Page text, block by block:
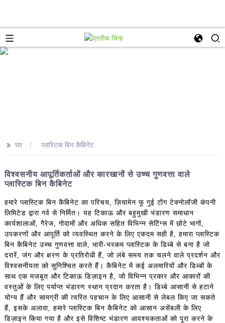
>> घर प्लास्टिक बिन कैबिनेट
विश्वसनीय आपूर्तिकर्ताओं और कारखानों से उच्च गुणवत्ता वाले
प्लास्टिक बिन कैबिनेट
हमारे प्लास्टिक बिन कैबिनेट का परिचय, ज़ियामेन फू गुई टोंग टेक्नोलॉजी कंपनी
लिमिटेड द्वारा गर्व से निर्मित। यह टिकाऊ और बहुमुखी भंडारण समाधान
कार्यशालाओं, गैरेज, गोदामों और अधिक सहित विभिन्न सेटिंग्स में छोटे भागों,
उपकरणों और आपूर्ति को व्यवस्थित करने के लिए एकदम सही है, हमारा प्लास्टिक
बिन कैबिनेट उच्च गुणवत्ता वाले, भारी-भरकम प्लास्टिक के डिब्बे से बना है जो
दरारें, जंग और क्षरण के प्रतिरोधी हैं, जो लंबे समय तक चलने वाले प्रदर्शन और
विश्वसनीयता को सुनिश्चित करते हैं। कैबिनेट में कई अलमारियों और डिब्बों के
साथ एक मजबूत और टिकाऊ डिज़ाइन है, जो विभिन्न प्रकार और आकारों की
वस्तुओं के लिए पर्याप्त भंडारण स्थान प्रदान करता है। डिब्बे आसानी से हटाने
योग्य हैं और सामग्री की त्वरित पहचान के लिए आसानी से लेबल किए जा सकते
हैं, इसके अलावा, हमारे प्लास्टिक बिन कैबिनेट को आसान असेंबली के लिए
डिज़ाइन किया गया है और इसे विशिष्ट भंडारण आवश्यकताओं को पूरा करने के